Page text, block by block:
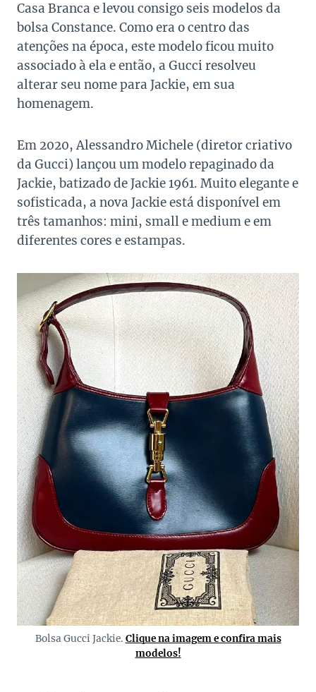
Casa Branca e levou consigo seis modelos da
bolsa Constance. Como era o centro das
atenções na época, este modelo ficou muito
associado à ela e então, a Gucci resolveu
alterar seu nome para Jackie, em sua
homenagem.
Em 2020, Alessandro Michele (diretor criativo
da Gucci) lançou um modelo repaginado da
Jackie, batizado de Jackie 1961. Muito elegante e
sofisticada, a nova Jackie está disponível em
três tamanhos: mini, small e medium e em
diferentes cores e estampas.
Bolsa Gucci Jackie. Clique na imagem e confira mais
modelos!